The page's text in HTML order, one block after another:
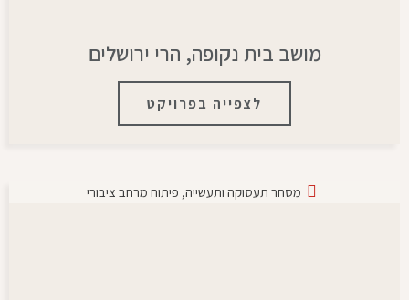
מושב בית נקופה, הרי ירושלים
לצפייה בפרויקט
מסחר תעסוקה ותעשייה, פיתוח מרחב ציבורי